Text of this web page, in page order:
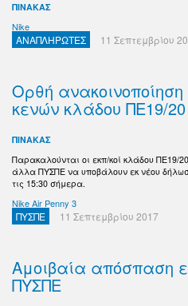
ΠΙΝΑΚΑΣ
Nike
ΑΝΑΠΛΗΡΩΤΕΣ 11 Σεπτεμβρίου
Ορθή ανακοινοποίηση
κενών κλάδου ΠΕ19/
ΠΙΝΑΚΑΣ
Παρακαλούνται οι εκπ/κοί κλάδου ΠΕ19/
άλλα ΠΥΣΠΕ να υποβάλουν εκ νέου
τις 15:30 σήμερα.
Nike Air Penny 3
ΠΥΣΠΕ 11 Σεπτεμβρίου 2017
Αμοιβαία απόσπαση
ΠΥΣΠΕ